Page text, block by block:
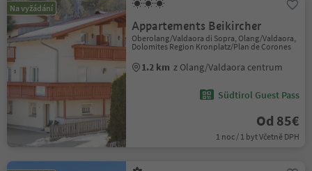
Na vyžádání
Appartements Beikircher
Oberolang/Valdaora di Sopra, Olang/Valdaora,
Dolomites Region Kronplatz/Plan de Corones
1.2 km z Olang/Valdaora centrum
Südtirol Guest Pass
Od 85€
1 noc / 1 byt Včetně DPH